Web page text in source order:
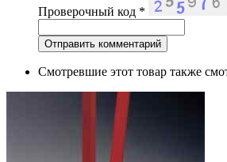
Проверочный код *
Смотревшие этот товар также